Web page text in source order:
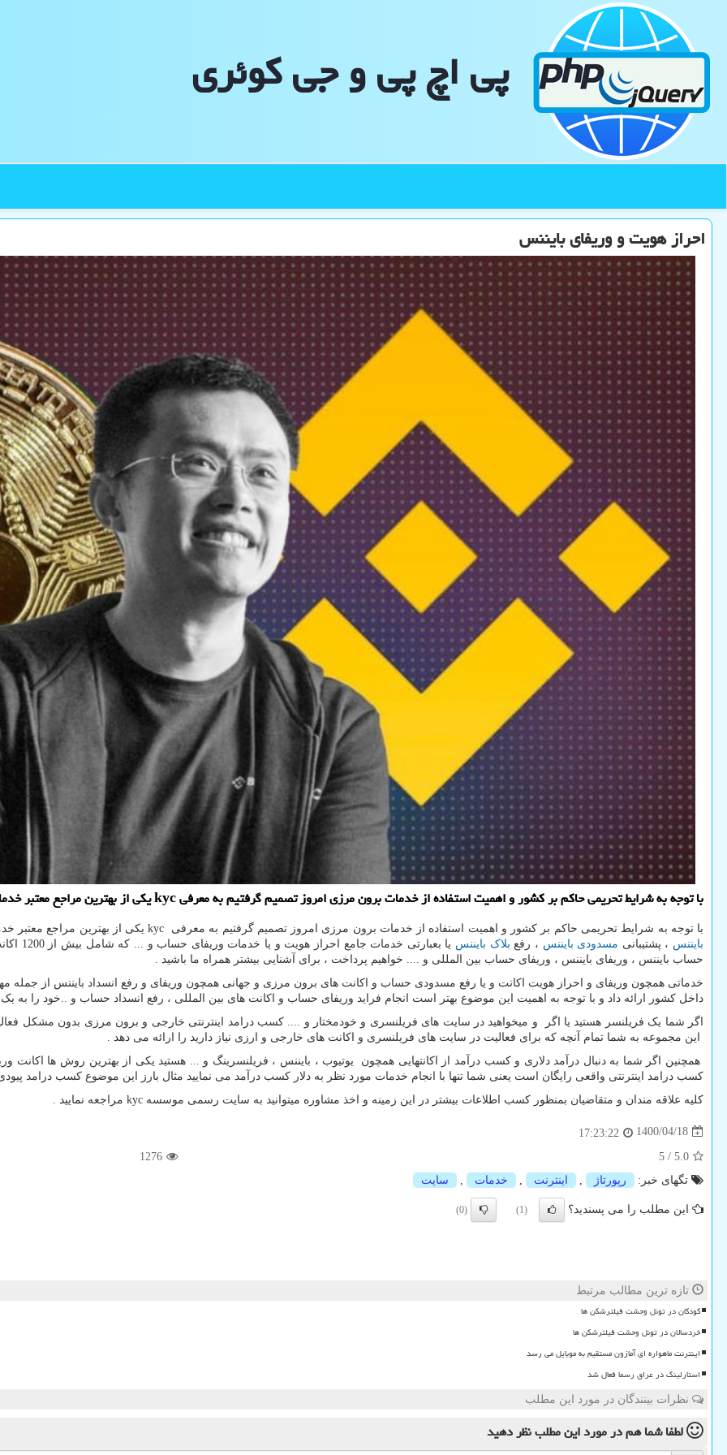
پی اچ پی و جی كوئری
احراز هویت و وریفای بایننس
با توجه به شرایط تحریمی حاكم بر كشور و اهمیت استفاده از خدمات برون مرزی امروز تصمیم گرفتیم به معرفی kyc یكی از بهترین مراجع معتبر خدمات احراز هویت kyc در كشور بپردازیم.
با توجه به شرایط تحریمی حاکم بر کشور و اهمیت استفاده از خدمات برون مرزی امروز تصمیم گرفتیم به معرفی kycیکی از بهترین مراجع معتبر
بایننس ، پشتیبانی مسدودی بایننس ، رفع بلاک بایننس
یا
حساب بایننس ، وریفای بایننس ، وریفای حساب بین المللی و .... خواهیم پرداخت ، برای آشنایی بیشتر همراه ما باشید .
خدماتی همچون وریفای و احراز هویت اکانت و یا رفع مسدودی حساب و اکانت های برون مرزی و جهانی همچون وریفای و رفع انسداد بایننس از جمله
داخل کشور ارائه داد و با توجه به اهمیت این موضوع بهتر است انجام فراید وریفای حساب و اکانت های بین المللی ، رفع انسداد حساب و ..خود را به یک
اگر شما یک فریلنسر هستید یا اگر و میخواهید در سایت های فریلنسری و خودمختار و .... کسب درامد اینترنتی خارجی و برون مرزی بدون مشکل
این مجموعه به شما تمام آنچه که برای فعالیت در سایت های فریلنسری و اکانت های خارجی و ارزی نیاز دارید را ارائه می دهد .
همچنین اگر شما به دنبال درآمد دلاری و کسب درآمد از اکانتهایی همچون یوتیوب ، بایننس ، فریلنسرینگ و ... هستید یکی از بهترین روش ها
کسب درامد اینترنتی واقعی رایگان است یعنی شما تنها با انجام خدمات مورد نظر به دلار کسب درآمد می نمایید مثال بارز این موضوع کسب درامد
کلیه علاقه مندان و متقاضیان بمنظور کسب اطلاعات بیشتر در این زمینه و اخذ مشاوره میتوانید به سایت رسمی موسسه kyc مراجعه نمایید .
1400/04/18
17:23:22
5.0
/
5
1276
تگهای خبر:
رپورتاژ اینترنت خدمات سایت
این مطلب را می پسندید؟ (1)
(0)
تازه ترین مطالب مرتبط
کودکان در تونل وحشت فیلترشکن ها
خردسالان در تونل وحشت فیلترشکن ها
اینترنت ماهواره ای آمازون مستقیم به موبایل می رسد
استارلینک در عراق رسما فعال شد
نظرات بینندگان در مورد این مطلب
لطفا شما همدر مورد این مطلبنظر دهید